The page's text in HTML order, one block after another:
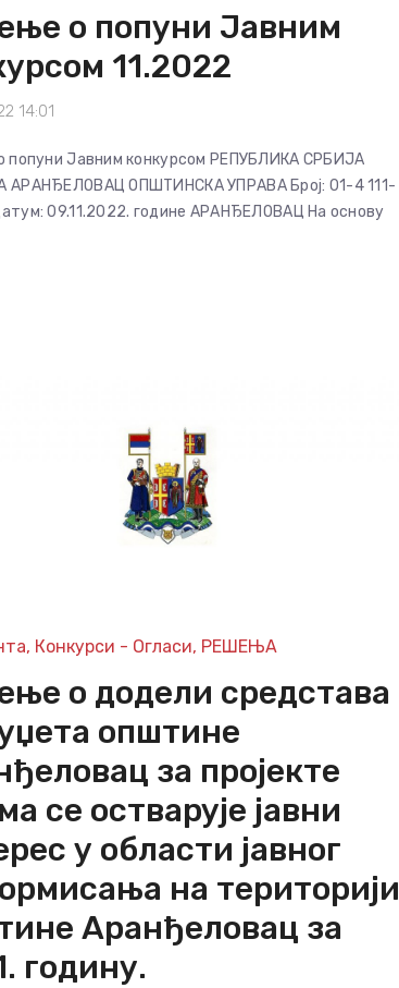
о попуни Јавним
11.2022
14:01
попуни Јавним конкурсом РЕПУБЛИКА СРБИЈА
ОПШТИНСКА УПРАВА Број: 01-4 111-
09.11.2022. године АРАНЂЕЛОВАЦ На основу
, Конкурси - Огласи, РЕШЕЊА
о додели средстава
општине
за пројекте
се остварује јавни
у области јавног
на територији
Аранђеловац за
годину.